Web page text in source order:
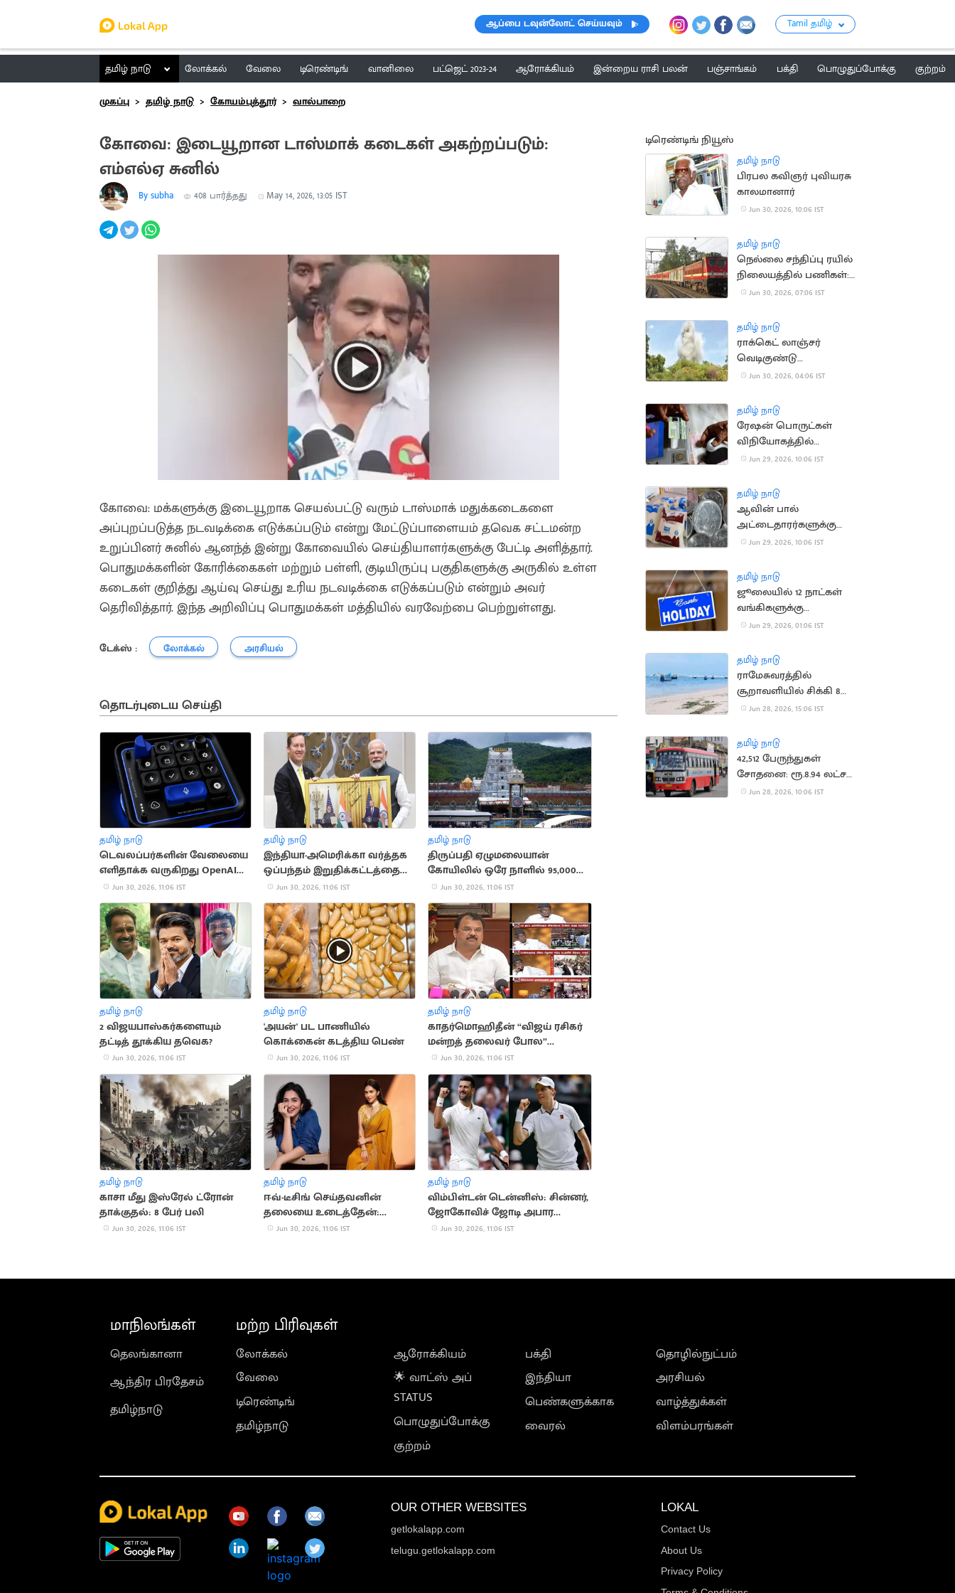
ஆப்பை டவுன்லோட் செய்யவும் Tamil தமிழ்
தமிழ் நாடு லோக்கல் வேலை டிரெண்டிங் வானிலை பட்ஜெட் 2023-24 ஆரோக்கியம் இன்றைய ராசி பலன் பஞ்சாங்கம் பக்தி பொழுதுப்போக்கு
குற்றம்
முகப்பு
தமிழ் நாடு கோயம்புத்தூர் வால்பாறை
கோவை: இடையூறான டாஸ்மாக் கடைகள் அகற்றப்படும்:
எம்எல்ஏ சுனில்
By subha 408 பார்த்தது May 14, 2026, 13:05 IST
கோவை: மக்களுக்கு இடையூறாக செயல்பட்டு வரும் டாஸ்மாக் மதுக்கடைகளை
அப்புறப்படுத்த நடவடிக்கை எடுக்கப்படும் என்று மேட்டுப்பாளையம் தவெக சட்டமன்ற
உறுப்பினர் சுனில் ஆனந்த் இன்று கோவையில் செய்தியாளர்களுக்கு பேட்டி அளித்தார்.
பொதுமக்களின் கோரிக்கைகள் மற்றும் பள்ளி, குடியிருப்பு பகுதிகளுக்கு அருகில் உள்ள
கடைகள் குறித்து ஆய்வு செய்து உரிய நடவடிக்கை எடுக்கப்படும் என்றும் அவர்
தெரிவித்தார். இந்த அறிவிப்பு பொதுமக்கள் மத்தியில் வரவேற்பை பெற்றுள்ளது.
டேக்ஸ் : லோக்கல் அரசியல்
தொடர்புடைய செய்தி
தமிழ் நாடு
டெவலப்பர்களின் வேலையை
எளிதாக்க வருகிறது OpenAI
ஹார்ட்வேர்
Jun 30, 2026, 11:06 IST
தமிழ் நாடு
இந்தியா-அமெரிக்கா வர்த்தக
ஒப்பந்தம் இறுதிக்கட்டத்தை
எட்டியதாக அமெரிக்க தூதர்
தகவல்
Jun 30, 2026, 11:06 IST
தமிழ் நாடு
திருப்பதி ஏழுமலையான்
கோயிலில் ஒரே நாளில் 95,000
பக்தர்கள் தரிசனம்
Jun 30, 2026, 11:06 IST
தமிழ் நாடு
2 விஜயபாஸ்கர்களையும்
தட்டித் தூக்கிய தவெக?
Jun 30, 2026, 11:06 IST
தமிழ் நாடு
'அயன்' பட பாணியில்
கொக்கைன் கடத்திய பெண்
Jun 30, 2026, 11:06 IST
தமிழ் நாடு
காதர்மொஹிதீன் “விஜய் ரசிகர்
மன்றத் தலைவர் போல”
பேசுகிறார் - எம்.எம்.அப்துல்லா
Jun 30, 2026, 11:06 IST
தமிழ் நாடு
காசா மீது இஸ்ரேல் ட்ரோன்
தாக்குதல்: 8 பேர் பலி
Jun 30, 2026, 11:06 IST
தமிழ் நாடு
ஈவ்-டீசிங் செய்தவனின்
தலையை உடைத்தேன்:
நடிகை கயாடு லோஹர்
Jun 30, 2026, 11:06 IST
தமிழ் நாடு
விம்பிள்டன் டென்னிஸ்: சின்னர்,
ஜோகோவிச் ஜோடி அபார
வெற்றி
Jun 30, 2026, 11:06 IST
டிரெண்டிங் நியூஸ்
தமிழ் நாடு
பிரபல கவிஞர் புவியரசு
காலமானார்
Jun 30, 2026, 10:06 IST
தமிழ் நாடு
நெல்லை சந்திப்பு ரயில்
நிலையத்தில் பணிகள்:
27 ரயில்கள் ரத்து
Jun 30, 2026, 07:06 IST
தமிழ் நாடு
ராக்கெட் லாஞ்சர்
வெடிகுண்டு
செயலிழக்கச்
ராணுவக்குழு
Jun 30, 2026, 04:06 IST
தமிழ் நாடு
ரேஷன் பொருட்கள்
விநியோகத்தில்
குளறுபடி: ஆண்டுக்கு
Jun 29, 2026, 10:06 IST
தமிழ் நாடு
ஆவின் பால்
அட்டைதாரர்களுக்கு
வழங்கப்பட்டு வந்த ரூ.2
Jun 29, 2026, 10:06 IST
தமிழ் நாடு
ஜூலையில் 12 நாட்கள்
வங்கிகளுக்கு
விடுமுறை
Jun 29, 2026, 01:06 IST
தமிழ் நாடு
ராமேசுவரத்தில்
சூறாவளியில் சிக்கி 8
மீனவர்கள் தத்தளிப்பு
Jun 28, 2026, 15:06 IST
தமிழ் நாடு
42,512 பேருந்துகள்
சோதனை: ரூ.8.94 லட்சம்
அபராதம் வசூல்
Jun 28, 2026, 10:06 IST
மாநிலங்கள்
தெலங்கானா
ஆந்திர பிரதேசம்
தமிழ்நாடு
மற்ற பிரிவுகள்
லோக்கல்
வேலை
டிரெண்டிங்
தமிழ்நாடு
ஆரோக்கியம்
🌟 வாட்ஸ் அப்
STATUS
பொழுதுப்போக்கு
குற்றம்
பக்தி
இந்தியா
பெண்களுக்காக
வைரல்
தொழில்நுட்பம்
அரசியல்
வாழ்த்துக்கள்
விளம்பரங்கள்
OUR OTHER WEBSITES
getlokalapp.com
telugu.getlokalapp.com
LOKAL
Contact Us
About Us
Privacy Policy